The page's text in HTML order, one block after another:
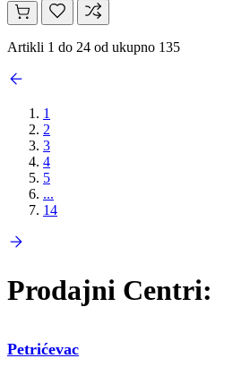
Artikli 1 do 24 od ukupno 135
1
2
3
4
5
...
14
Prodajni Centri:
Petrićevac